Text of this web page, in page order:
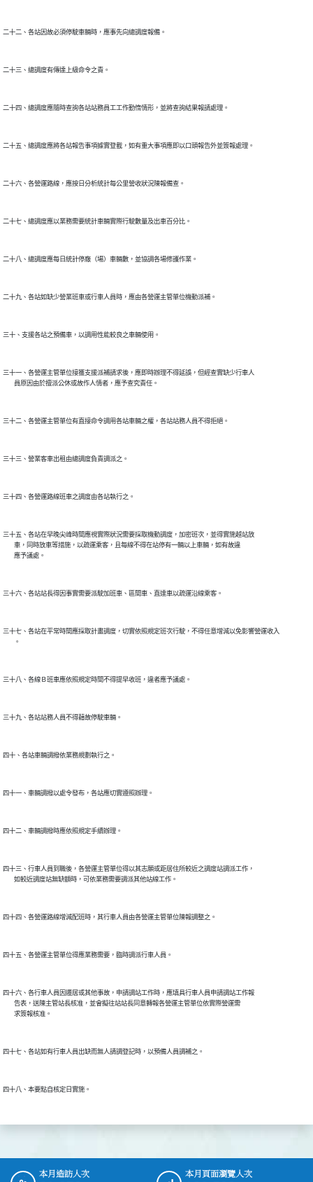
二十二、各站因故必須停駛車輛時，應事先向總調度報備。
二十三、總調度有傳達上級命令之責。
二十四、總調度應隨時查詢各站站務員工工作勤惰情形，並將查詢結果報請處理。
二十五、總調度應將各站報告事項據實登載，如有重大事項應即以口頭報告外並簽報處理。
二十六、各營運路線，應按日分析統計每公里營收狀況陳報備查。
二十七、總調度應以業務需要統計車輛實際行駛數量及出車百分比。
二十八、總調度應每日統計停廠（場）車輛數，並協調各場修護作業。
二十九、各站如缺少營業班車或行車人員時，應由各營運主管單位機動派補。
三十、支援各站之預備車，以調用性能較良之車輛使用。
三十一、各營運主管單位接獲支援派補請求後，應即時辦理不得延誤，但經查實缺少行車人
        員原因由於擅派公休或故作人情者，應予查究責任。
三十二、各營運主管單位有直接命令調用各站車輛之權，各站站務人員不得拒絕。
三十三、營業客車出租由總調度負責調派之。
三十四、各營運路線班車之調度由各站執行之。
三十五、各站在早晚尖峰時間應視實際狀況需要採取機動調度，加密班次，並得實施越站放
        車，同時放車等措施，以疏運乘客，且每線不得在站停有一輛以上車輛，如有故違
        應予議處。
三十六、各站站長得因事實需要派駛加班車、區間車、直達車以疏運沿線乘客。
三十七、各站在平常時間應採取計畫調度，切實依照規定班次行駛，不得任意增減以免影響營運收入
        。
三十八、各線Ｂ班車應依照規定時間不得提早收班，違者應予議處。
三十九、各站站務人員不得藉故停駛車輛。
四十、各站車輛調撥依業務規劃執行之。
四十一、車輛調撥以處令發布，各站應切實遵照辦理。
四十二、車輛調撥時應依照規定手續辦理。
四十三、行車人員到職後，各營運主管單位得以其志願或距居住所較近之調度站調派工作，
        如較近調度站無缺額時，可依業務需要調派其他站線工作。
四十四、各營運路線增減配班時，其行車人員由各營運主管單位陳報調整之。
四十五、各營運主管單位得應業務需要，臨時調派行車人員。
四十六、各行車人員因遷居或其他事故，申請調站工作時，應填具行車人員申請調站工作報
        告表，送陳主管站長核准，並會擬往站站長同意轉報各營運主管單位依實際營運需
        求簽報核准。
四十七、各站如有行車人員出缺而無人請調登記時，以預備人員調補之。
四十八、本要點自核定日實施。
::: 本月造訪人次 本月頁面瀏覽人次